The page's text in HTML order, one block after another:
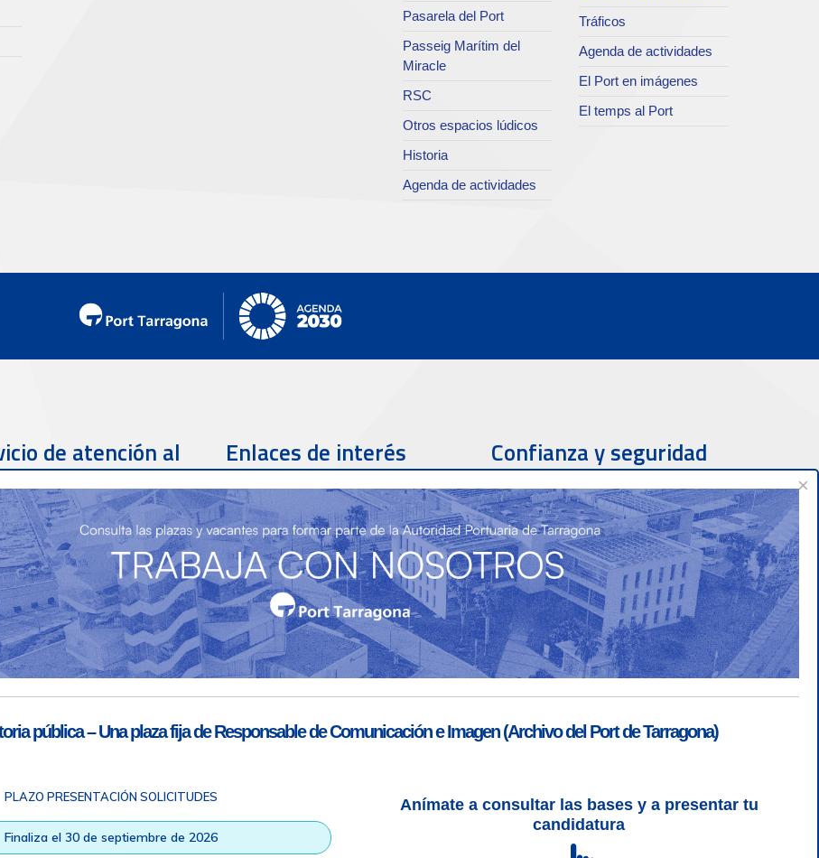
Pasarela del Port
Passeig Marítim del
Miracle
RSC
Otros espacios lúdicos
Historia
Agenda de actividades
Tráficos
Agenda de actividades
El Port en imágenes
El temps al Port
de atención al
Teléfono de contacto
977 259 462
Email de contacto
sac@porttarragona.cat
Información SAC
Enlaces de interés
Partners
Confianza y seguridad
| Nota legal| Info RGPD| Información de grabación telefónica |SGSI|Login
© Todos los derechos reservados | Diseño Web Responsive | HTML 5 | CSS 3 | WCAG 2 y WW3C
×
pública – Una plaza fija de Responsable de Comunicación e Imagen (Archivo del Port de Tarragona)
PLAZO PRESENTACIÓN SOLICITUDES
Finaliza el 30 de septiembre de 2026
Anímate a consultar las bases y a presentar tu
candidatura